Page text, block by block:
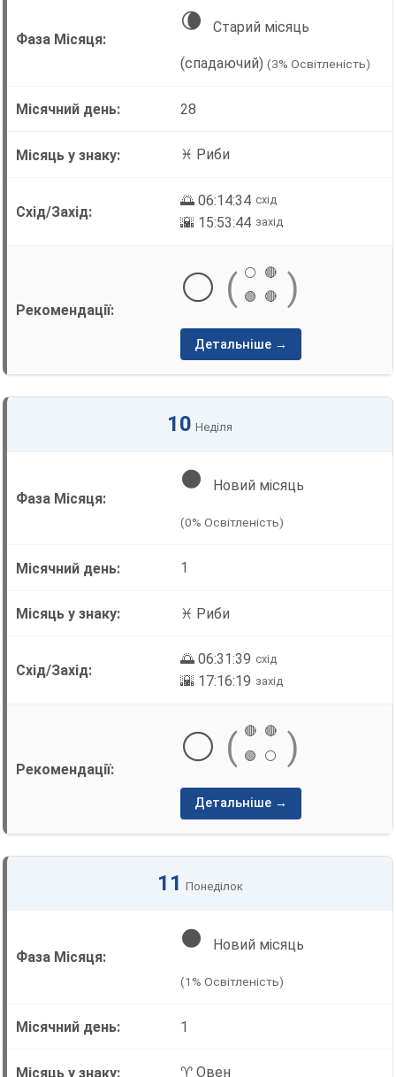
🌘 Старий місяць
(спадаючий)(3% Освітленість)
28
♓ Риби
🌅 06:14:34 схід
🌇 15:53:44 захід
⚪ ( ⚪
🔴
🟢
🔴 )
Детальніше →
10 Неділя
🌑 Новий місяць
(0% Освітленість)
1
♓ Риби
🌅 06:31:39 схід
🌇 17:16:19 захід
⚪ ( 🔴
🔴
🟢
⚪ )
Детальніше →
11 Понеділок
🌑 Новий місяць
(1% Освітленість)
1
♈ Овен